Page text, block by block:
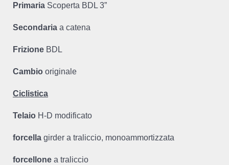
Primaria Scoperta BDL 3”
Secondaria a catena
Frizione BDL
Cambio originale
Ciclistica
Telaio H-D modificato
forcella girder a traliccio, monoammortizzata
forcellone a traliccio